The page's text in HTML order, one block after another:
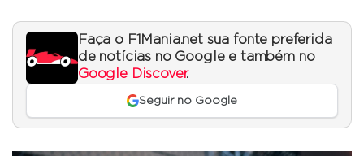
Faça o F1Mania.net sua fonte preferida
de notícias no Google e também no
Google Discover.
Seguir no Google